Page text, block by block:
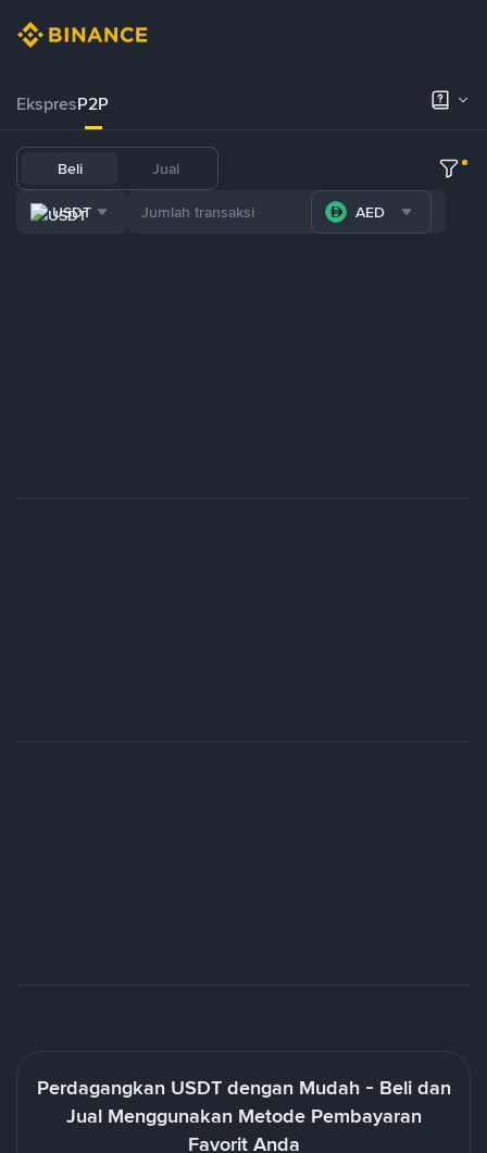
EkspresP2P
Beli Jual
USDT AED
Perdagangkan USDT dengan Mudah - Beli dan
Jual Menggunakan Metode Pembayaran
Favorit Anda